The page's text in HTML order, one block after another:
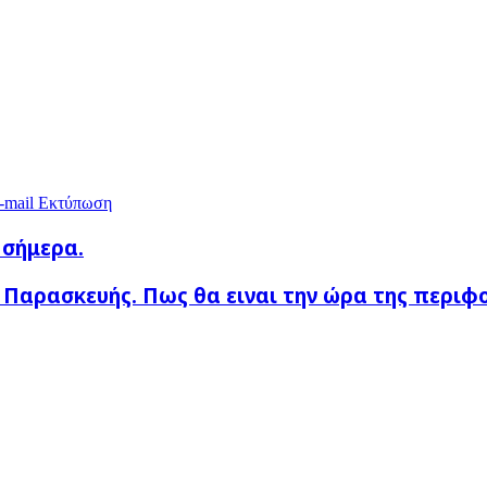
mail Εκτύπωση
Πως θα ειναι την ώρα της